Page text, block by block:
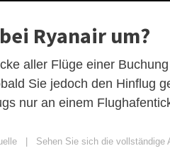
Ryanair um?
aller Flüge einer
Sie jedoch den Hinflug
nur an einem
| Sehen Sie sich die vollständige